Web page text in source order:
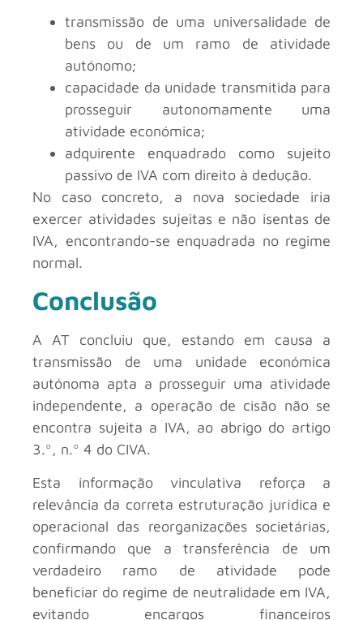
transmissão de uma universalidade de
bens ou de um ramo de atividade
autónomo;
capacidade da unidade transmitida para
prosseguir autonomamente uma
atividade económica;
adquirente enquadrado como sujeito
passivo de IVA com direito à dedução.
No caso concreto, a nova sociedade iria
exercer atividades sujeitas e não isentas de
IVA, encontrando-se enquadrada no regime
normal.
Conclusão
A AT concluiu que, estando em causa a
transmissão de uma unidade económica
autónoma apta a prosseguir uma atividade
independente, a operação de cisão não se
encontra sujeita a IVA, ao abrigo do artigo
3.º, n.º 4 do CIVA.
Esta informação vinculativa reforça a
relevância da correta estruturação jurídica e
operacional das reorganizações societárias,
confirmando que a transferência de um
verdadeiro ramo de atividade pode
beneficiar do regime de neutralidade em IVA,
evitando encargos financeiros